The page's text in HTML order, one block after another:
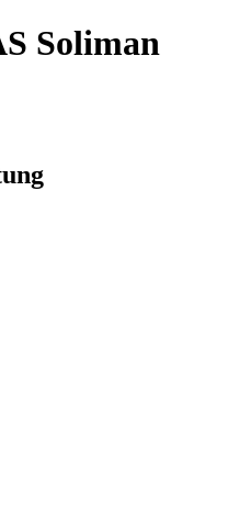
Soliman